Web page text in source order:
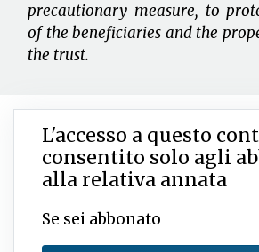
precautionary measure, to
of the beneficiaries and the
the trust.
L'accesso a questo
consentito solo agli
alla relativa annata
Se sei abbonato